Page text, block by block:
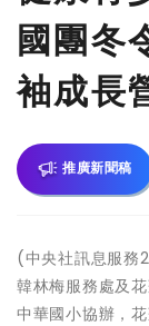
國團冬
袖成長
推廣新聞稿
(中央社訊息服
韓林梅服務處及
中華國小協辦，